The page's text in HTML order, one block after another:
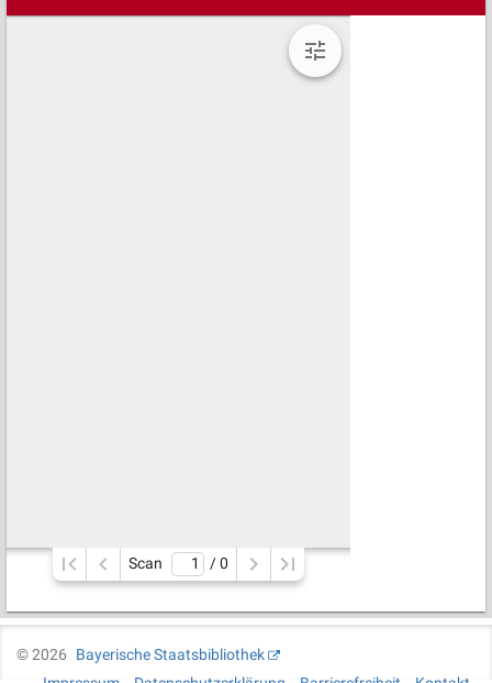
Scan / 0
©2026
Bayerische Staatsbibliothek